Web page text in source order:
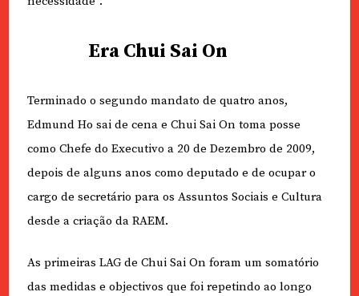
Era Chui Sai On
Terminado o segundo mandato de quatro anos,
Edmund Ho sai de cena e Chui Sai On toma posse
como Chefe do Executivo a 20 de Dezembro de 2009,
depois de alguns anos como deputado e de ocupar o
cargo de secretário para os Assuntos Sociais e Cultura
desde a criação da RAEM.
As primeiras LAG de Chui Sai On foram um somatório
das medidas e objectivos que foi repetindo ao longo